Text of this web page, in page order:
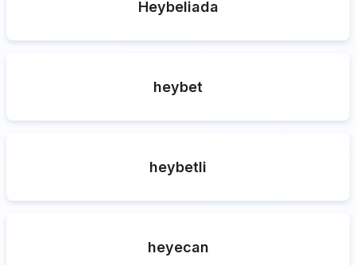
Heybeliada
heybet
heybetli
heyecan